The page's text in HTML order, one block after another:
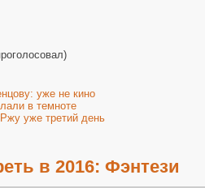
уже не кино
в темноте
уже третий день
в 2016: Фэнтези